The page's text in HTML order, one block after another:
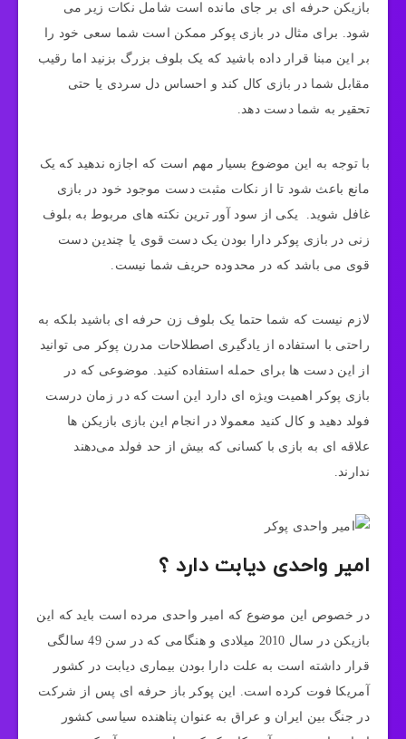
بازیکن حرفه ای بر جای مانده است شامل نکات زیر می
شود. برای مثال در بازی پوکر ممکن است شما سعی خود را
بر این مبنا قرار داده باشید که یک بلوف بزرگ بزنید اما رقیب
مقابل شما در بازی کال کند و احساس دل سردی یا حتی
تحقیر به شما دست دهد.
با توجه به این موضوع بسیار مهم است که اجازه ندهید که یک
مانع باعث شود تا از نکات مثبت دست موجود خود در بازی
غافل شوید. یکی از سود آور ترین نکته های مربوط به بلوف
زنی در بازی پوکر دارا بودن یک دست قوی یا چندین دست
قوی می باشد که در محدوده حریف شما نیست.
لازم نيست که شما حتما یک بلوف زن حرفه ای باشید بلکه به
راحتی با استفاده از یادگیری اصطلاحات مدرن پوکر می‌ توانید
از این دست‌ ها برای حمله استفاده کنید. موضوعی که در
بازی پوکر اهمیت ویژه ای دارد این است که در زمان درست
فولد دهید و کال کنید معمولا در انجام این بازی بازیکن ها
علاقه‌ ای به بازی با کسانی که بیش از حد فولد می‌دهند
ندارند.
امیر واحدی دیابت دارد ؟
در خصوص این موضوع که امیر واحدی مرده است باید که این
بازیکن در سال 2010 میلادی و هنگامی که در سن 49 سالگی
قرار داشته است به علت دارا بودن بیماری دیابت در کشور
آمریکا فوت کرده است. این پوکر باز حرفه ای پس از شرکت
در جنگ بین ایران و عراق به عنوان پناهنده سیاسی کشور